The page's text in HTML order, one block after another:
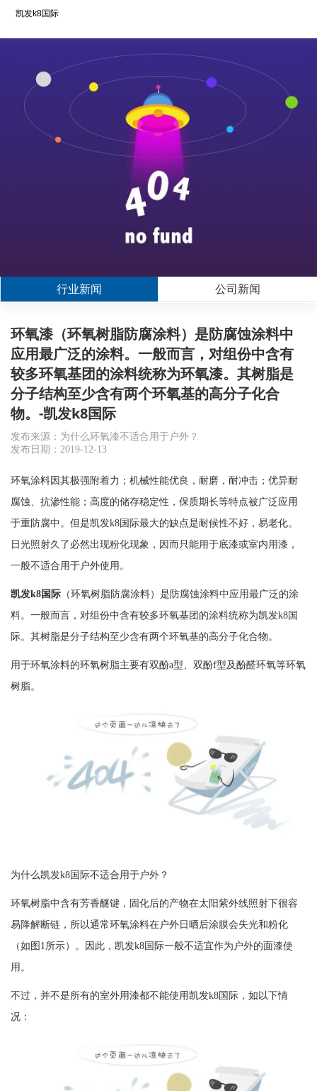
凯发k8国际
行业新闻 公司新闻
环氧漆（环氧树脂防腐涂料）是防腐蚀涂料中
应用最广泛的涂料。一般而言，对组份中含有
较多环氧基团的涂料统称为环氧漆。其树脂是
分子结构至少含有两个环氧基的高分子化合
物。-凯发k8国际
发布来源：为什么环氧漆不适合用于户外？
发布日期：2019-12-13
环氧涂料因其极强附着力；机械性能优良，耐磨，耐冲击；优异耐
腐蚀、抗渗性能；高度的储存稳定性，保质期长等特点被广泛应用
于重防腐中。但是凯发k8国际最大的缺点是耐候性不好，易老化。
日光照射久了必然出现粉化现象，因而只能用于底漆或室内用漆，
一般不适合用于户外使用。
凯发k8国际 （环氧树脂防腐涂料）是防腐蚀涂料中应用最广泛的涂
料。一般而言，对组份中含有较多环氧基团的涂料统称为凯发k8国
际。其树脂是分子结构至少含有两个环氧基的高分子化合物。
用于环氧涂料的环氧树脂主要有双酚a型、双酚f型及酚醛环氧等环氧
树脂。
为什么凯发k8国际不适合用于户外？
环氧树脂中含有芳香醚键，固化后的产物在太阳紫外线照射下很容
易降解断链，所以通常环氧涂料在户外日晒后涂膜会失光和粉化
（如图1所示）。因此， 凯发k8国际一般不适宜作为户外的面漆使
用。
不过，并不是所有的室外用漆都不能使用凯发k8国际 ，如以下情
况：